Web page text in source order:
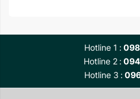
Hotline 1
Hotline 2
Hotline 3